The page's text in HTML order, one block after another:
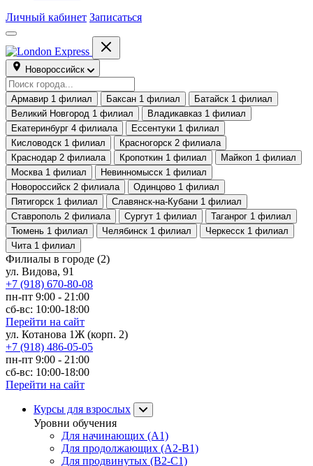
Личный кабинет Записаться
Новороссийск
Армавир 1 филиал Баксан 1 филиал Батайск 1 филиал
Великий Новгород 1 филиал Владикавказ 1 филиал
Екатеринбург 4 филиала Ессентуки 1 филиал
Кисловодск 1 филиал Красногорск 2 филиала
Краснодар 2 филиала Кропоткин 1 филиал Майкоп 1 филиал
Москва 1 филиал Невинномысск 1 филиал
Новороссийск 2 филиала Одинцово 1 филиал
Пятигорск 1 филиал Славянск-на-Кубани 1 филиал
Ставрополь 2 филиала Сургут 1 филиал Таганрог 1 филиал
Тюмень 1 филиал Челябинск 1 филиал Черкесск 1 филиал
Чита 1 филиал
Филиалы в городе (2)
ул. Видова, 91
+7 (918) 670-80-08
пн-пт 9:00 - 21:00
сб-вс: 10:00-18:00
Перейти на сайт
ул. Котанова 1Ж (корп. 2)
+7 (918) 486-05-05
пн-пт 9:00 - 21:00
сб-вс: 10:00-18:00
Перейти на сайт
Курсы для взрослых
Уровни обучения
Для начинающих (A1)
Для продолжающих (A2-B1)
Для продвинутых (B2-C1)